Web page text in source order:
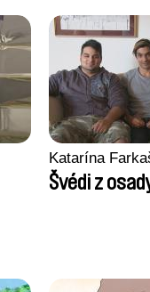
Katarína
Švédi z